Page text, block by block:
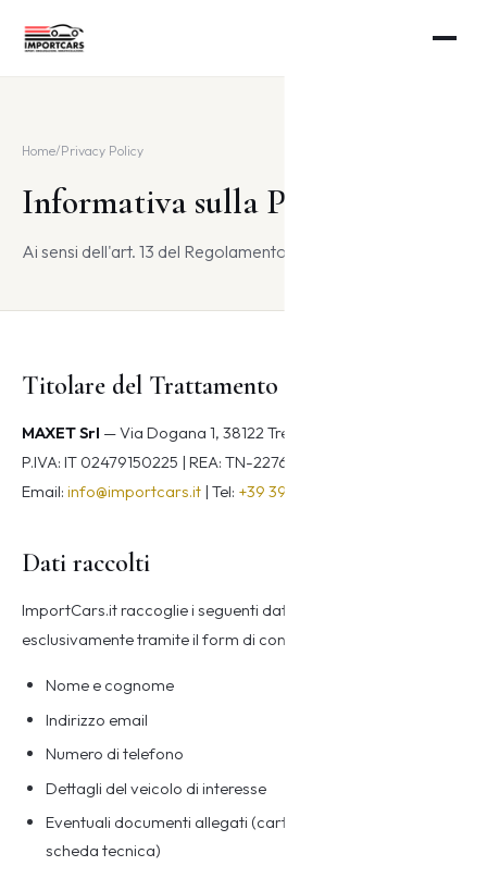
Home/Privacy Policy
Informativa sulla Privacy
Ai sensi dell'art. 13 del Regolamento UE 2016/679 (GDPR)
Titolare del Trattamento
MAXET Srl — Via Dogana 1, 38122 Trento (TN), Italia
P.IVA: IT 02479150225 | REA: TN-227676
Email: info@importcars.it | Tel: +39 392 94 330 95
Dati raccolti
ImportCars.it raccoglie i seguenti dati personali
esclusivamente tramite il form di contatto presente sul sito:
Nome e cognome
Indirizzo email
Numero di telefono
Dettagli del veicolo di interesse
Eventuali documenti allegati (carta di circolazione, COC,
scheda tecnica)